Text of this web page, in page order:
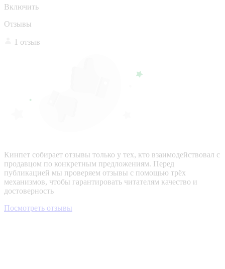
Включить
Отзывы
1 отзыв
Кинпет собирает отзывы только у тех, кто взаимодействовал с
продавцом по конкретным предложениям. Перед
публикацией мы проверяем отзывы с помощью трёх
механизмов, чтобы гарантировать читателям качество и
достоверность
Посмотреть отзывы